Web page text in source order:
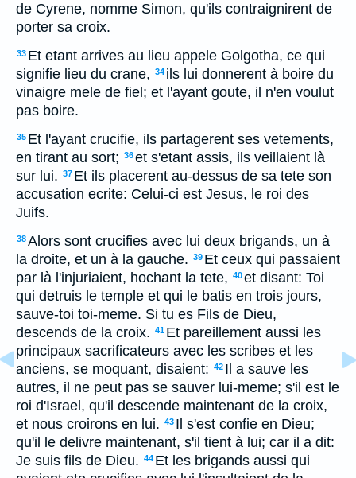
de Cyrene, nomme Simon, qu'ils contraignirent de
porter sa croix.
33 Et etant arrives au lieu appele Golgotha, ce qui
signifie lieu du crane, 34 ils lui donnerent à boire du
vinaigre mele de fiel; et l'ayant goute, il n'en voulut
pas boire.
35 Et l'ayant crucifie, ils partagerent ses vetements,
en tirant au sort; 36et s'etant assis, ils veillaient là
sur lui. 37 Et ils placerent au-dessus de sa tete son
accusation ecrite: Celui-ci est Jesus, le roi des
Juifs.
38Alors sont crucifies avec lui deux brigands, un à
la droite, et un à la gauche. 39 Et ceux qui passaient
par là l'injuriaient, hochant la tete, 40et disant: Toi
qui detruis le temple et qui le batis en trois jours,
sauve-toi toi-meme. Si tu es Fils de Dieu,
descends de la croix. 41 Et pareillement aussi les
principaux sacrificateurs avec les scribes et les
anciens, se moquant, disaient: 42 Il a sauve les
autres, il ne peut pas se sauver lui-meme; s'il est le
roi d'Israel, qu'il descende maintenant de la croix,
et nous croirons en lui. 43 Il s'est confie en Dieu;
qu'il le delivre maintenant, s'il tient à lui; car il a dit:
Je suis fils de Dieu. 44 Et les brigands aussi qui